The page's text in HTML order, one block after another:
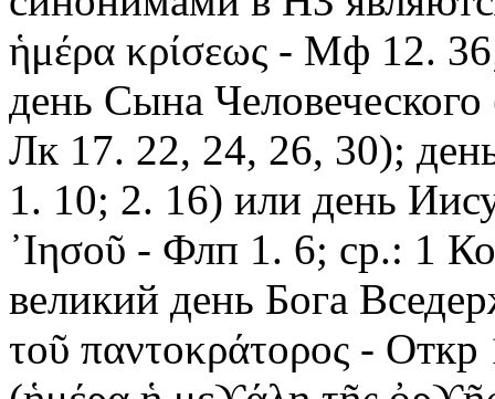
ἡμέρα κρίσεως - Мф 12.
день Сына
Лк 17. 22, 24, 26, 30);
1. 10; 2. 16) или день
᾿Ιησοῦ - Флп 1. 6; ср.: 1
великий день Бога
τοῦ παντοκράτορος -